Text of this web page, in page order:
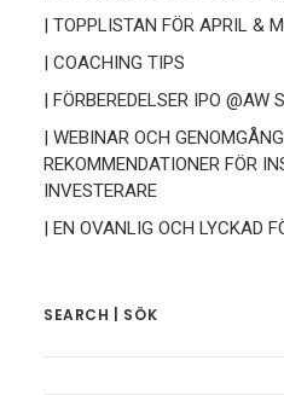
| TOPPLISTAN FÖR APRIL &
| COACHING TIPS
| FÖRBEREDELSER IPO @AW
| WEBINAR OCH
REKOMMENDATIONER FÖR
INVESTERARE
| EN OVANLIG OCH LYCKAD
SEARCH | SÖK